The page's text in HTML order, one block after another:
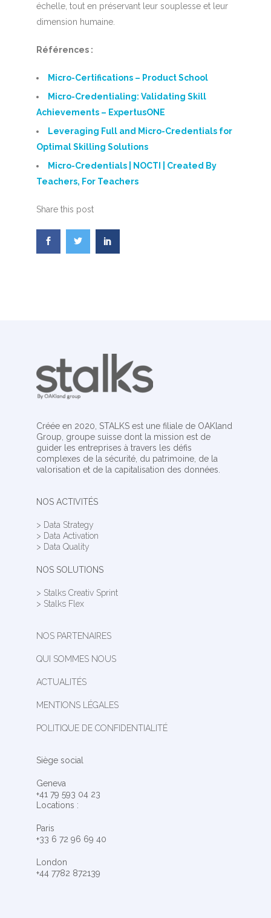
échelle, tout en préservant leur souplesse et leur
dimension humaine.
Références :
Micro-Certifications – Product School
Micro-Credentialing: Validating Skill
Achievements – ExpertusONE
Leveraging Full and Micro-Credentials for
Optimal Skilling Solutions
Micro-Credentials | NOCTI | Created By
Teachers, For Teachers
Share this post
Créée en 2020, STALKS est une filiale de OAKland
Group, groupe suisse dont la mission est de
guider les entreprises à travers les défis
complexes de la sécurité, du patrimoine, de la
valorisation et de la capitalisation des données.
NOS ACTIVITÉS
> Data Strategy
> Data Activation
> Data Quality
NOS SOLUTIONS
> Stalks Creativ Sprint
> Stalks Flex
NOS PARTENAIRES
QUI SOMMES NOUS
ACTUALITÉS
MENTIONS LÉGALES
POLITIQUE DE CONFIDENTIALITÉ
Siège social
Geneva
+41 79 593 04 23
Locations :
Paris
+33 6 72 96 69 40
London
+44 7782 872139